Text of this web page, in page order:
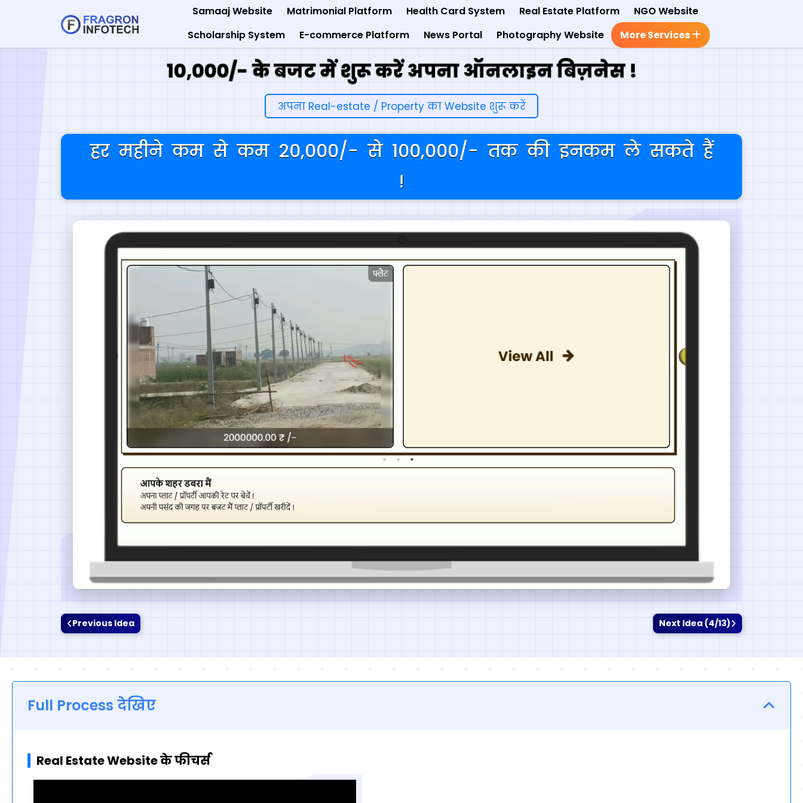
Samaaj Website Matrimonial Platform Health Card System Real Estate Platform
NGO Website
Scholarship System
E-commerce Platform News Portal Photography Website More Services
10,000/- के बजट में शुरू करें अपना ऑनलाइन बिज़नेस !
अपना Real-estate / Property का Website शुरू करें
हर महीने कम से कम 20,000/- से 100,000/- तक की इनकम ले सकते हैं
!
Previous Idea Next Idea (4/13)
Full Process देखिए
Real Estate Website के फीचर्स